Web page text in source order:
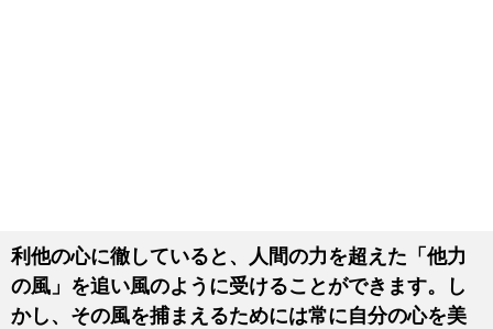
利他の心に徹していると、人間の力を超えた「他力
の風」を追い風のように受けることができます。し
かし、その風を捕まえるためには常に自分の心を美